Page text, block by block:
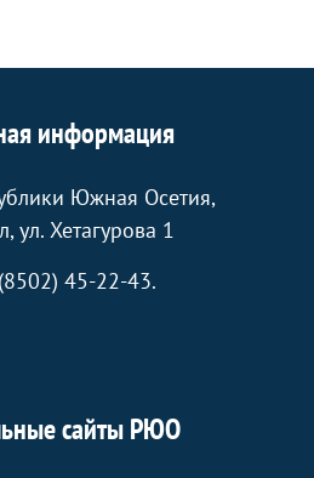
информация
Южная Осетия,
ул. Хетагурова 1
45-22-43.
сайты РЮО